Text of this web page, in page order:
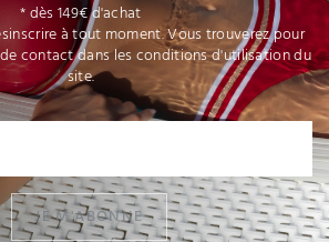
* dès 149€ d'achat
à tout moment. Vous trouverez pour
contact dans les conditions d'utilisation du
site.
JE M'ABONNE